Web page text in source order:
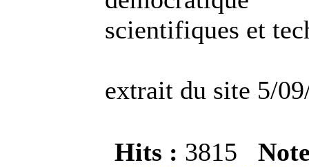
scientifiques et
extrait du site 5/
Hits : 3815